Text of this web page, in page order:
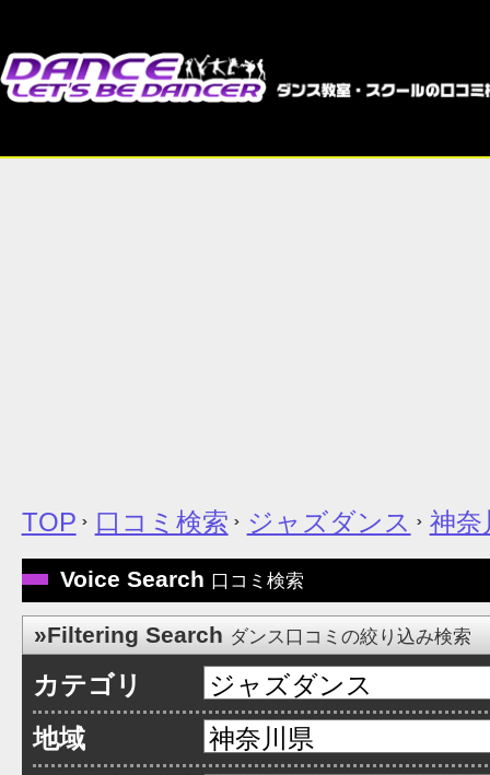
TOP 口コミ検索 ジャズダンス 神奈
Voice Search 口コミ検索
»Filtering Search ダンス口コミの絞り込み検索
カテゴリ
地域